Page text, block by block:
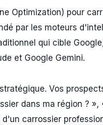
Optimization) pour
par les moteurs
qui cible
et Google Gemini.
Vos
dans ma région ?
carrossier